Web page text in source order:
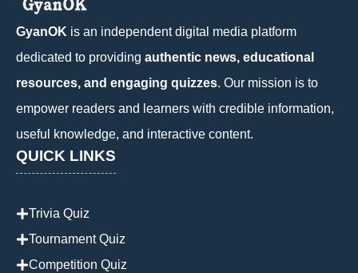
GyanOK is an independent digital media platform
dedicated to providing authentic news, educational
resources, and engaging quizzes. Our mission is to
empower readers and learners with credible information,
useful knowledge, and interactive content.
QUICK LINKS
Trivia Quiz
Tournament Quiz
Competition Quiz